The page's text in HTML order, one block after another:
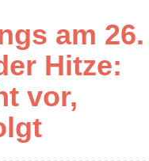
am 26.
Hitze:
vor,